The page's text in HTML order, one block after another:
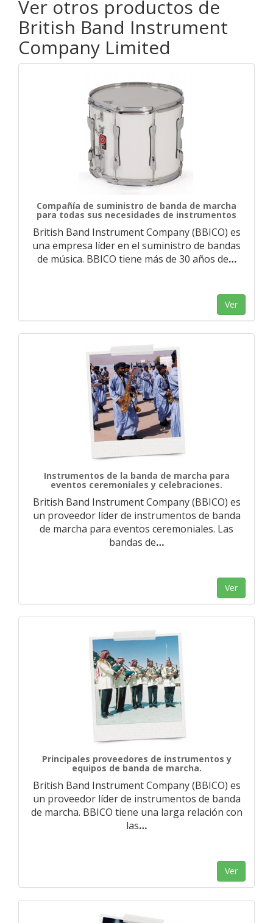
Ver otros productos de
British Band Instrument
Company Limited
Compañía de suministro de banda de marcha
para todas sus necesidades de instrumentos
British Band Instrument Company (BBICO) es
una empresa líder en el suministro de bandas
de música. BBICO tiene más de 30 años de…
Ver
Instrumentos de la banda de marcha para
eventos ceremoniales y celebraciones.
British Band Instrument Company (BBICO) es
un proveedor líder de instrumentos de banda
de marcha para eventos ceremoniales. Las
bandas de…
Ver
Principales proveedores de instrumentos y
equipos de banda de marcha.
British Band Instrument Company (BBICO) es
un proveedor líder de instrumentos de banda
de marcha. BBICO tiene una larga relación con
las…
Ver